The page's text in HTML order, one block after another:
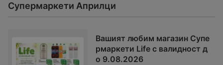
Супермаркети Априлци
Вашият любим магазин Супе
рмаркети Life с валидност д
о 9.08.2026